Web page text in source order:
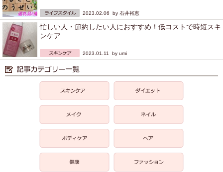
2023.02.06 by 石井裕恵
忙しい人・節約したい人におすすめ！低コストで時短スキ
ンケア
2023.01.11 by umi